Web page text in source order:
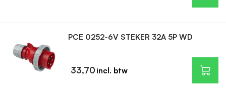
PCE 0252-6V STEKER 32A 5P WD
33,70